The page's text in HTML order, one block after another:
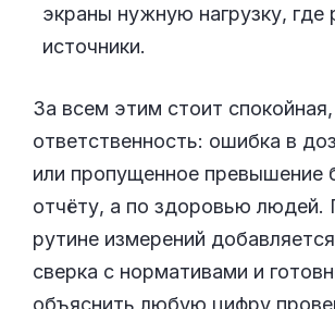
экраны нужную нагрузку, где
источники.
За всем этим стоит
ответственность: ошибка в
или пропущенное превышение
отчёту, а по здоровью людей.
рутине измерений
сверка с нормативами и
объяснить любую цифру